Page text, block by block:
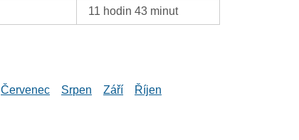
11 hodin 43 minut
Červenec Srpen Září
Říjen